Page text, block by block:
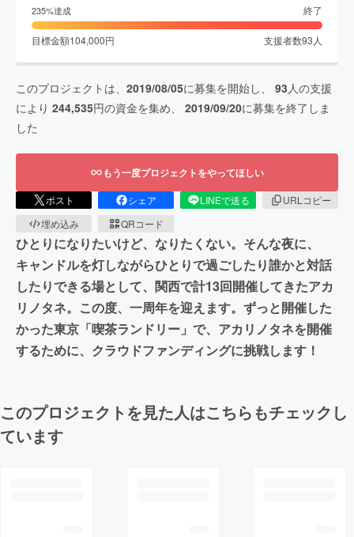
235%達成 終了
目標金額104,000円 支援者数93 人
このプロジェクトは、 2019/08/05に募集を開始し、 93人の支援
により 244,535円の資金を集め、 2019/09/20に募集を終了しま
した
もう一度プロジェクトをやってほしい
ポスト シェア LINEで送る
URLコピー
埋め込み
QRコード
ひとりになりたいけど、なりたくない。そんな夜に、
キャンドルを灯しながらひとりで過ごしたり誰かと対話
したりできる場として、関西で計13回開催してきたアカ
リノタネ。この度、一周年を迎えます。ずっと開催した
かった東京「喫茶ランドリー」で、アカリノタネを開催
するために、クラウドファンディングに挑戦します！
このプロジェクトを見た人はこちらもチェックし
ています